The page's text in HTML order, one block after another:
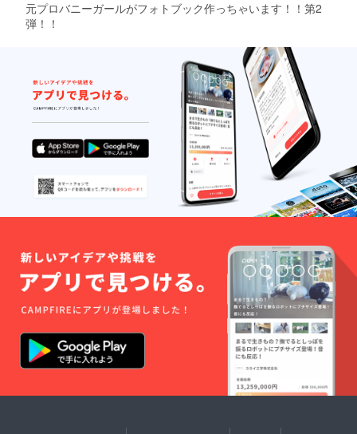
元プロバニーガールがフォトブック作っちゃいます！！第2
弾！！